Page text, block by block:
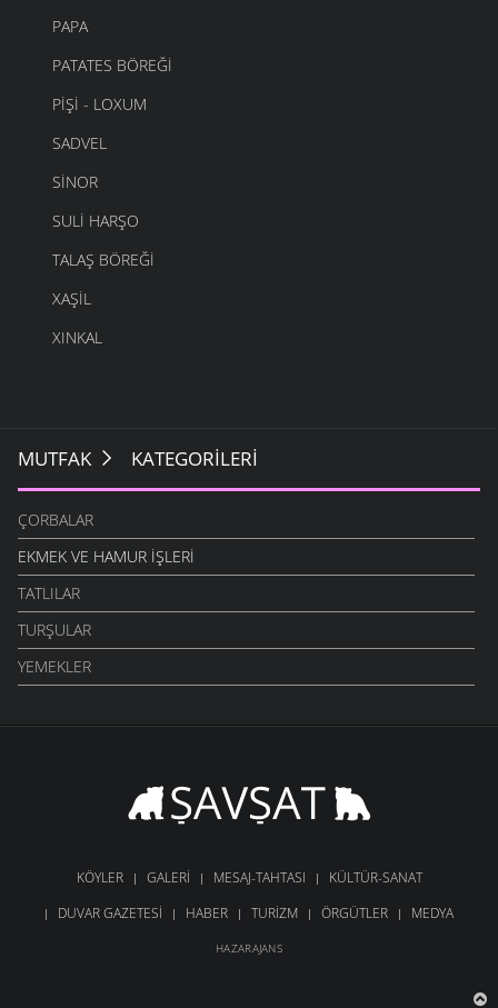
PAPA
PATATES BÖREĞI
PIŞI - LOXUM
SADVEL
SINOR
SULI HARŞO
TALAŞ BÖREĞI
XAŞIL
XINKAL
MUTFAK KATEGORILERI
ÇORBALAR
EKMEK VE HAMUR İŞLERI
TATLILAR
TURŞULAR
YEMEKLER
KÖYLER GALERI MESAJ-TAHTASI
KÜLTÜR-SANAT
DUVAR GAZETESI
HABER TURIZM ÖRGÜTLER MEDYA
HAZARAJANS